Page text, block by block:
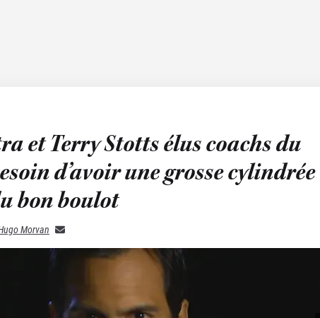
et Terry Stotts élus coachs du
d’avoir une grosse cylindrée
bon boulot
Morvan